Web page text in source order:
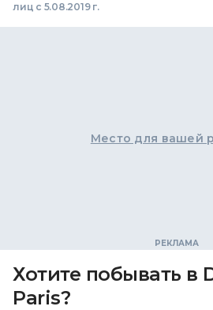
лиц с 5.08.2019 г.
Место для вашей
Хотите побывать в
Paris?